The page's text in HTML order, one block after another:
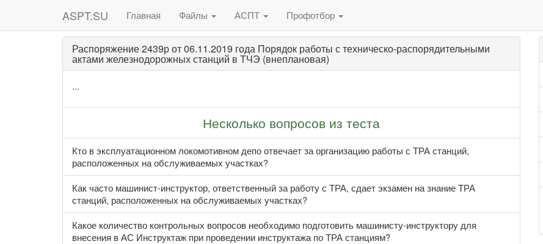
ASPT.SU Главная Файлы АСПТ Профотбор
Распоряжение 2439р от 06.11.2019 года Порядок работы с техническо-распорядительными
актами железнодорожных станций в ТЧЭ (внеплановая)
...
Несколько вопросов из теста
Кто в эксплуатационном локомотивном депо отвечает за организацию работы с ТРА станций,
расположенных на обслуживаемых участках?
Как часто машинист-инструктор, ответственный за работу с ТРА, сдает экзамен на знание ТРА
станций, расположенных на обслуживаемых участках?
Какое количество контрольных вопросов необходимо подготовить машинисту-инструктору для
внесения в АС Инструктаж при проведении инструктажа по ТРА станциям?